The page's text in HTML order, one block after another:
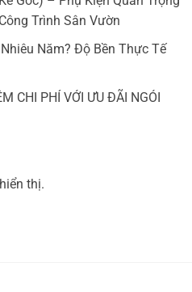
Trình Sân Vườn
Năm? Độ Bền Thực Tế
CHI PHÍ VỚI ƯU ĐÃI NGÓI
thị.